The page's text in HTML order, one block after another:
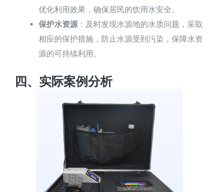
优化利用效果，确保居民的饮用水安全。
保护水资源：及时发现水源地的水质问题，采取
相应的保护措施，防止水源受到污染，保障水资
源的可持续利用。
四、实际案例分析